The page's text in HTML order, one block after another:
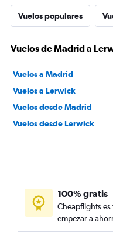
Vuelos populares
Vuelos de Madrid a
Vuelos a Madrid
Vuelos a Lerwick
Vuelos desde Madrid
Vuelos desde Lerwick
100% gratis
Cheapflights
empezar a